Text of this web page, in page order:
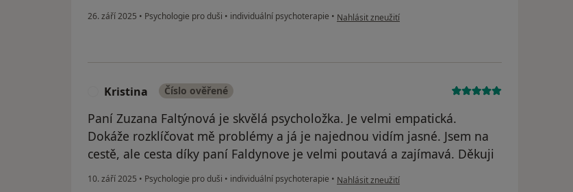
26. září 2025 • Psychologie pro duši • individuální psychoterapie • podle názoru uživatele Natálie
Nahlásit zneužití
Kristina Číslo ověřené
Paní Zuzana Faltýnová je skvělá psycholožka. Je velmi empatická.
Dokáže rozklíčovat mě problémy a já je najednou vidím jasné. Jsem na
cestě, ale cesta díky paní Faldynove je velmi poutavá a zajímavá. Děkuji
10. září 2025 • Psychologie pro duši • individuální psychoterapie • podle názoru uživatele Kristina
Nahlásit zneužití